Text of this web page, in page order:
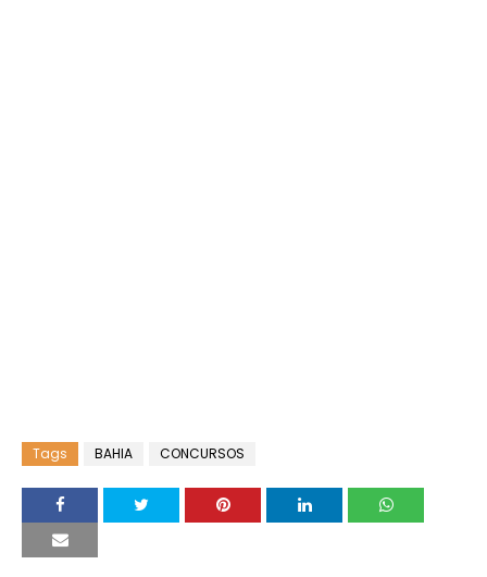
Tags BAHIA CONCURSOS